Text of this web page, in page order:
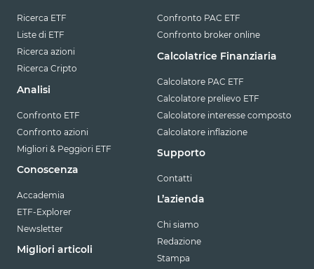
Ricerca ETF
Liste di ETF
Ricerca azioni
Ricerca Cripto
Analisi
Confronto ETF
Confronto azioni
Migliori & Peggiori ETF
Conoscenza
Accademia
ETF-Explorer
Newsletter
Migliori articoli
Confronto PAC ETF
Confronto broker online
Calcolatrice Finanziaria
Calcolatore PAC ETF
Calcolatore prelievo ETF
Calcolatore interesse composto
Calcolatore inflazione
Supporto
Contatti
L’azienda
Chi siamo
Redazione
Stampa